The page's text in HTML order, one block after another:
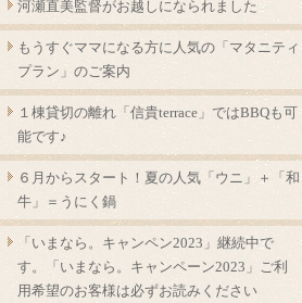
河瀬直美監督がお越しになられました
もうすぐママになる方に人気の「マタニティ
プラン」のご案内
１棟貸切の離れ「信貴terrace」ではBBQも可
能です♪
６月からスタート！夏の人気「ウニ」＋「和
牛」＝うにく鍋
「いまなら。キャンペン2023」継続中で
す。「いまなら。キャンペーン2023」ご利
用希望のお客様は必ずお読みください